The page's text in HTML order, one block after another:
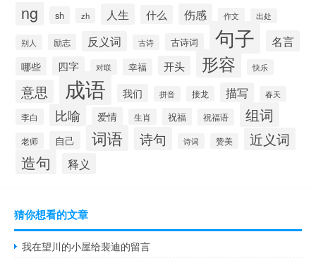
ng sh zh 人生 什么 伤感 作文 出处
别人 励志 反义词 古诗 古诗词 句子 名言
哪些 四字 对联 幸福 开头 形容 快乐
意思 成语 我们 拼音 接龙 描写 春天
李白 比喻 爱情 生肖 祝福 祝福语 组词
老师 自己 词语 诗句 诗词 赞美 近义词
造句 释义
猜你想看的文章
我在望川的小屋给裴迪的留言